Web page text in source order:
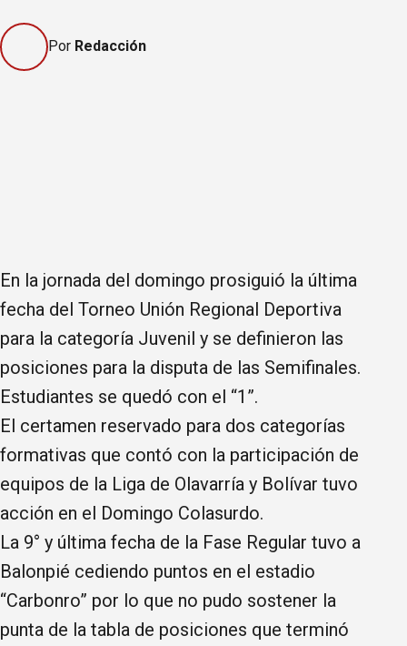
Por Redacción
En la jornada del domingo prosiguió la última
fecha del Torneo Unión Regional Deportiva
para la categoría Juvenil y se definieron las
posiciones para la disputa de las Semifinales.
Estudiantes se quedó con el “1”.
El certamen reservado para dos categorías
formativas que contó con la participación de
equipos de la Liga de Olavarría y Bolívar tuvo
acción en el Domingo Colasurdo.
La 9° y última fecha de la Fase Regular tuvo a
Balonpié cediendo puntos en el estadio
“Carbonro” por lo que no pudo sostener la
punta de la tabla de posiciones que terminó